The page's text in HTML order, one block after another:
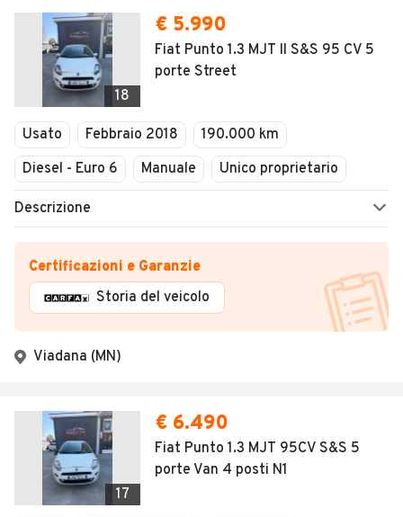
18
€ 5.990
Fiat Punto 1.3 MJT II S&S 95 CV 5
porte Street
Usato Febbraio 2018
190.000 km
Diesel - Euro 6
Manuale Unico proprietario
Descrizione
Certificazioni e Garanzie
Storia del veicolo
Viadana (MN)
17
€ 6.490
Fiat Punto 1.3 MJT 95CV S&S 5
porte Van 4 posti N1